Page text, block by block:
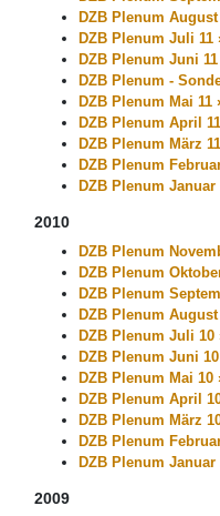
DZB Plenum August
DZB Plenum Juli 11
DZB Plenum Juni
DZB Plenum -
DZB Plenum Mai 11
DZB Plenum April
DZB Plenum März
DZB Plenum
DZB Plenum Januar
2010
DZB Plenum
DZB Plenum
DZB Plenum
DZB Plenum August
DZB Plenum Juli 10
DZB Plenum Juni
DZB Plenum Mai 10
DZB Plenum April
DZB Plenum März
DZB Plenum
DZB Plenum Januar
2009